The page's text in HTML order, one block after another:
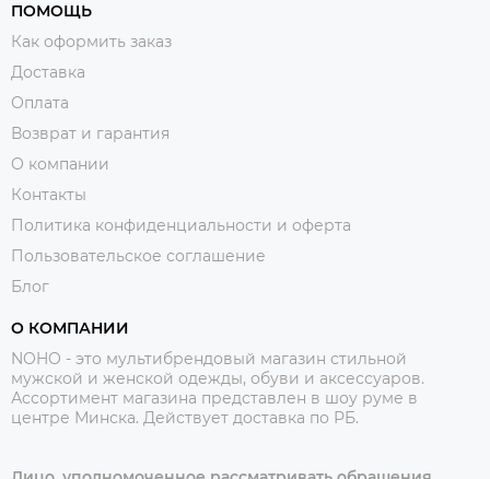
ПОМОЩЬ
Как оформить заказ
Доставка
Оплата
Возврат и гарантия
О компании
Контакты
Политика конфиденциальности и оферта
Пользовательское соглашение
Блог
О КОМПАНИИ
NOHO - это мультибрендовый магазин стильной
мужской и женской одежды, обуви и аксессуаров.
Ассортимент магазина представлен в шоу руме в
центре Минска. Действует доставка по РБ.